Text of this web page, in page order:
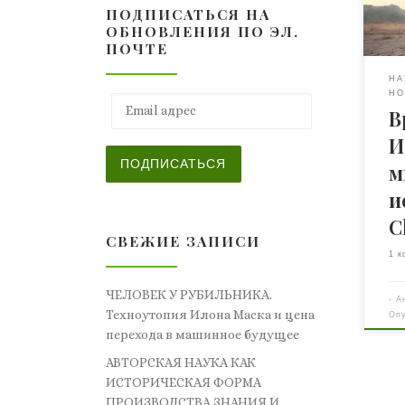
[…]1
-
ПОДПИСАТЬСЯ НА
ОБНОВЛЕНИЯ ПО ЭЛ.
ПОЧТЕ
ПОДПИСАТЬСЯ
СВЕЖИЕ ЗАПИСИ
ЧЕЛОВЕК У РУБИЛЬНИКА.
Техноутопия Илона Маска и цена
перехода в машинное будущее
АВТОРСКАЯ НАУКА КАК
ИСТОРИЧЕСКАЯ ФОРМА